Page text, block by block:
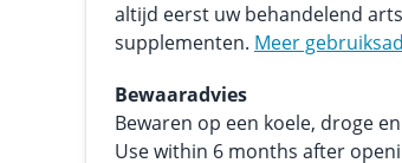
altijd eerst uw behandelend
supplementen. Meer
Bewaaradvies
Bewaren op een koele, droge
Use within 6 months after